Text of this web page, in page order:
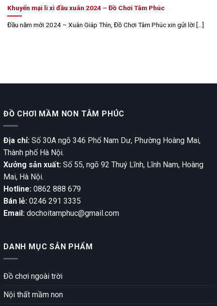
Khuyến mại lì xì đầu xuân 2024 – Đồ Chơi Tâm Phúc
Đầu năm mới 2024 – Xuân Giáp Thìn, Đồ Chơi Tâm Phúc xin gửi lời [...]
ĐỒ CHƠI MẦM NON TÂM PHÚC
Địa chỉ: Số 30A ngõ 346 Phố Nam Dư, Phường Hoàng Mai,
Thành phố Hà Nội.
Xưởng sản xuất: Số 55, ngõ 92 Thuý Lĩnh, Lĩnh Nam, Hoàng
Mai, Hà Nội.
Hotline: 0862 888 679
Bán lẻ: 0246 291 3335
Email: dochoitamphuc@gmail.com
DANH MỤC SẢN PHẨM
Đồ chơi ngoài trời
Nội thất mầm non